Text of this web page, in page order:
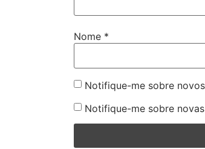
Nome *
Notifique-me sobre
Notifique-me sobre